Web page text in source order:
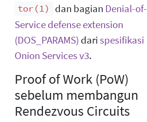
tor(1) dan bagian Denial-of-
Service defense extension
(DOS_PARAMS) darispesifikasi
Onion Services v3.
Proof of Work (PoW)
sebelum membangun
Rendezvous Circuits